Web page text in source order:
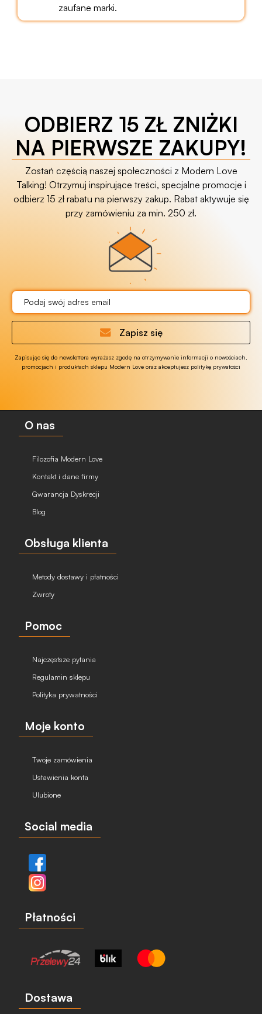
zaufane marki.
ODBIERZ 15 ZŁ ZNIŻKI
NA PIERWSZE ZAKUPY!
Zostań częścią naszej społeczności z Modern Love
Talking! Otrzymuj inspirujące treści, specjalne promocje i
odbierz 15 zł rabatu na pierwszy zakup. Rabat aktywuje się
przy zamówieniu za min. 250 zł.
Zapisz się
Zapisując się do newslettera wyrażasz zgodę na otrzymywanie informacji o nowościach,
promocjach i produktach sklepu Modern Love oraz akceptujesz politykę prywatości
O nas
Filozofia Modern Love
Kontakt i dane firmy
Gwarancja Dyskrecji
Blog
Obsługa klienta
Metody dostawy i płatności
Zwroty
Pomoc
Najczęstsze pytania
Regulamin sklepu
Polityka prywatności
Moje konto
Twoje zamówienia
Ustawienia konta
Ulubione
Social media
Płatności
Dostawa